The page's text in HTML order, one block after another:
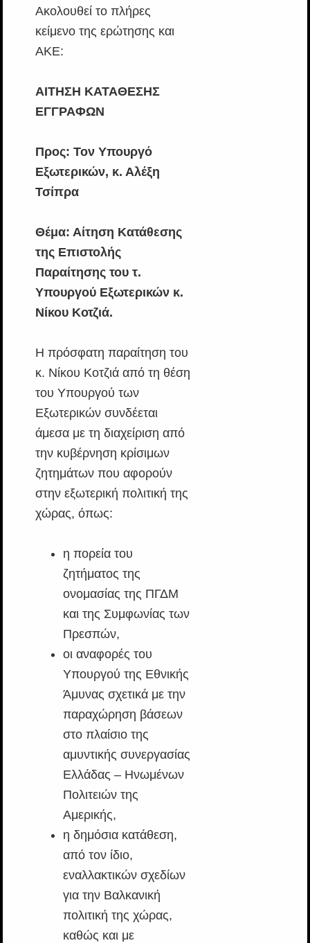
Ακολουθεί το πλήρες
κείμενο της ερώτησης και
ΑΚΕ:
ΑΙΤΗΣΗ ΚΑΤΑΘΕΣΗΣ
ΕΓΓΡΑΦΩΝ
Προς: Τον Υπουργό
Εξωτερικών, κ. Αλέξη
Τσίπρα
Θέμα: Αίτηση Κατάθεσης
της Επιστολής
Παραίτησης του τ.
Υπουργού Εξωτερικών κ.
Νίκου Κοτζιά.
Η πρόσφατη παραίτηση του
κ. Νίκου Κοτζιά από τη θέση
του Υπουργού των
Εξωτερικών συνδέεται
άμεσα με τη διαχείριση από
την κυβέρνηση κρίσιμων
ζητημάτων που αφορούν
στην εξωτερική πολιτική της
χώρας, όπως:
η πορεία του
ζητήματος της
ονομασίας της ΠΓΔΜ
και της Συμφωνίας των
Πρεσπών,
οι αναφορές του
Υπουργού της Εθνικής
Άμυνας σχετικά με την
παραχώρηση βάσεων
στο πλαίσιο της
αμυντικής συνεργασίας
Ελλάδας – Ηνωμένων
Πολιτειών της
Αμερικής,
η δημόσια κατάθεση,
από τον ίδιο,
εναλλακτικών σχεδίων
για την Βαλκανική
πολιτική της χώρας,
καθώς και με